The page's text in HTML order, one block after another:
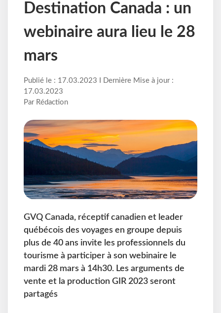
Destination Canada : un
webinaire aura lieu le 28
mars
Publié le : 17.03.2023 I Dernière Mise à jour :
17.03.2023
Par Rédaction
GVQ Canada, réceptif canadien et leader
québécois des voyages en groupe depuis
plus de 40 ans invite les professionnels du
tourisme à participer à son webinaire le
mardi 28 mars à 14h30. Les arguments de
vente et la production GIR 2023 seront
partagés